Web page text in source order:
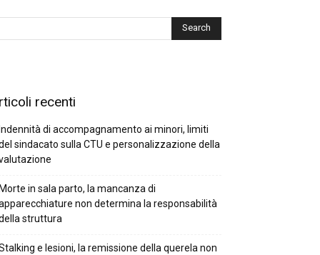
recenti
di accompagnamento ai minori, limiti
sindacato sulla CTU e personalizzazione della
in sala parto, la mancanza di
non determina la responsabilità
struttura
e lesioni, la remissione della querela non